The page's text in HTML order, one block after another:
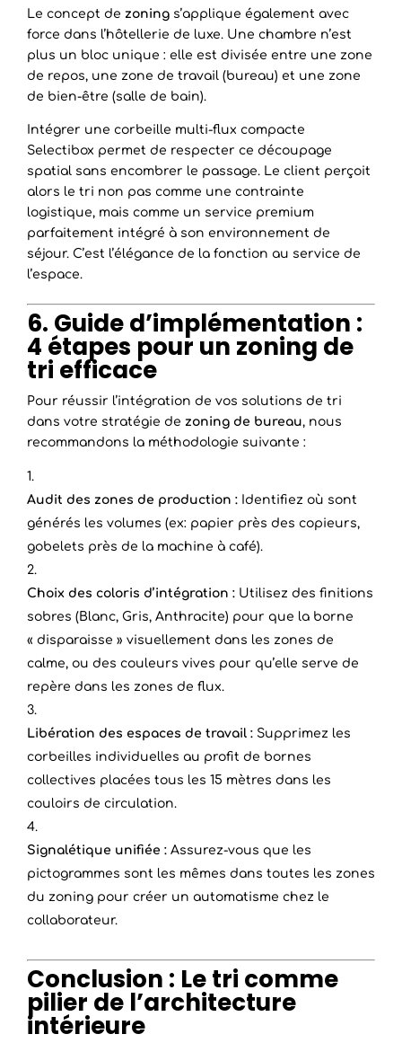
Le concept de zoning s’applique également avec
force dans l’hôtellerie de luxe. Une chambre n’est
plus un bloc unique : elle est divisée entre une zone
de repos, une zone de travail (bureau) et une zone
de bien-être (salle de bain).
Intégrer une corbeille multi-flux compacte
Selectibox permet de respecter ce découpage
spatial sans encombrer le passage. Le client perçoit
alors le tri non pas comme une contrainte
logistique, mais comme un service premium
parfaitement intégré à son environnement de
séjour. C’est l’élégance de la fonction au service de
l’espace.
6. Guide d’implémentation :
4 étapes pour un zoning de
tri efficace
Pour réussir l’intégration de vos solutions de tri
dans votre stratégie de zoning de bureau, nous
recommandons la méthodologie suivante :
Audit des zones de production : Identifiez où sont
générés les volumes (ex: papier près des copieurs,
gobelets près de la machine à café).
Choix des coloris d’intégration : Utilisez des finitions
sobres (Blanc, Gris, Anthracite) pour que la borne
« disparaisse » visuellement dans les zones de
calme, ou des couleurs vives pour qu’elle serve de
repère dans les zones de flux.
Libération des espaces de travail : Supprimez les
corbeilles individuelles au profit de bornes
collectives placées tous les 15 mètres dans les
couloirs de circulation.
Signalétique unifiée : Assurez-vous que les
pictogrammes sont les mêmes dans toutes les zones
du zoning pour créer un automatisme chez le
collaborateur.
Conclusion : Le tri comme
pilier de l’architecture
intérieure